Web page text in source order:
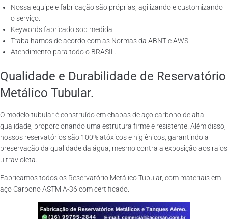
Nossa equipe e fabricação são próprias, agilizando e customizando
o serviço.
Keywords fabricado sob medida.
Trabalhamos de acordo com as Normas da ABNT e AWS.
Atendimento para todo o BRASIL.
Qualidade e Durabilidade de Reservatório
Metálico Tubular.
O modelo tubular é construído em chapas de aço carbono de alta
qualidade, proporcionando uma estrutura firme e resistente. Além disso,
nossos reservatórios são 100% atóxicos e higiênicos, garantindo a
preservação da qualidade da água, mesmo contra a exposição aos raios
ultravioleta.
Fabricamos todos os Reservatório Metálico Tubular, com materiais em
aço Carbono ASTM A-36 com certificado.